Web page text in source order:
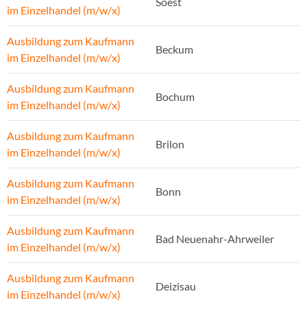
im Einzelhandel (m/w/x)
Ausbildung zum Kaufmann
im Einzelhandel (m/w/x)
Beckum
Ausbildung zum Kaufmann
im Einzelhandel (m/w/x)
Bochum
Ausbildung zum Kaufmann
im Einzelhandel (m/w/x)
Brilon
Ausbildung zum Kaufmann
im Einzelhandel (m/w/x)
Bonn
Ausbildung zum Kaufmann
im Einzelhandel (m/w/x)
Bad Neuenahr-Ahrweiler
Ausbildung zum Kaufmann
im Einzelhandel (m/w/x)
Deizisau